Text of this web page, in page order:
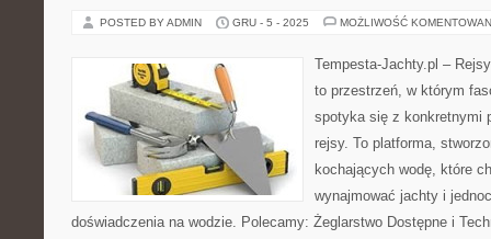
POSTED BY ADMIN GRU - 5 - 2025 MOŻLIWOŚĆ
Tempesta-Jachty.pl –
to przestrzeń, w którym
spotyka się z konkretnymi
rejsy. To platforma,
kochających wodę, które
wynajmować jachty i
doświadczenia na wodzie. Polecamy: Żeglarstwo Dostępne i